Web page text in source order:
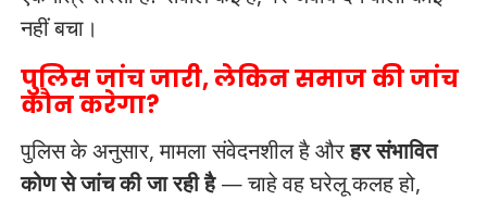
नहीं बचा।
पुलिस जांच जारी, लेकिन समाज की जांच
कौन करेगा?
पुलिस के अनुसार, मामला संवेदनशील है औरहर संभावित
कोण से जांच की जा रही है— चाहे वह घरेलू कलह हो,